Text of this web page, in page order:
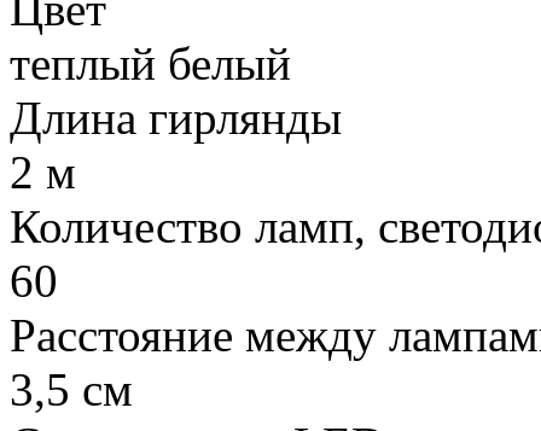
теплый белый
Длина гирлянды
2 м
Количество ламп,
60
Расстояние между
3,5 см